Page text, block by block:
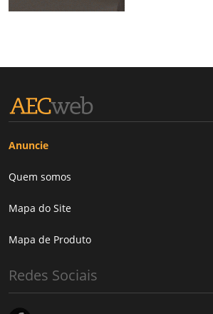
Anuncie
Quem somos
Mapa do Site
Mapa de Produto
Redes Sociais